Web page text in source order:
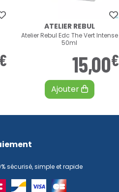
€
ATELIER REBUL
Atelier Rebul Edc The Vert Intense
50ml
15,00€
Ajouter
sécurisé, simple et rapide